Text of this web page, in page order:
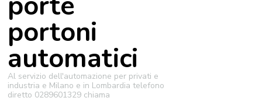
portoni
automatici
Al servizio dell'automazione per privati e
industria e Milano e in Lombardia telefono
diretto 0289601329 chiama